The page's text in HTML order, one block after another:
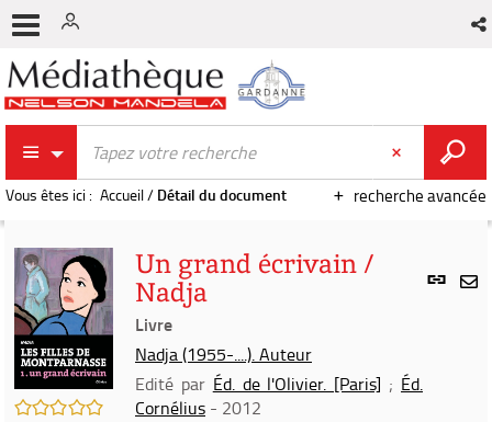
recherche avancée
Vous êtes ici : Accueil/ Détail du document
Lien
/5
Un grand écrivain /
Nadja
Livre
Nadja (1955-....). Auteur
Edité par Éd. de l'Olivier. [Paris] ; Éd.
Cornélius - 2012